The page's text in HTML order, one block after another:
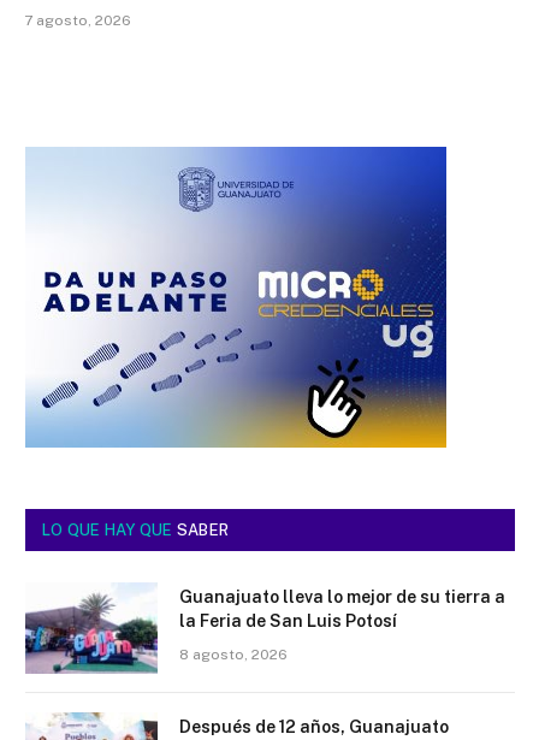
7 agosto, 2026
LO QUE HAY QUE SABER
Guanajuato lleva lo mejor de su tierra a
la Feria de San Luis Potosí
8 agosto, 2026
Después de 12 años, Guanajuato